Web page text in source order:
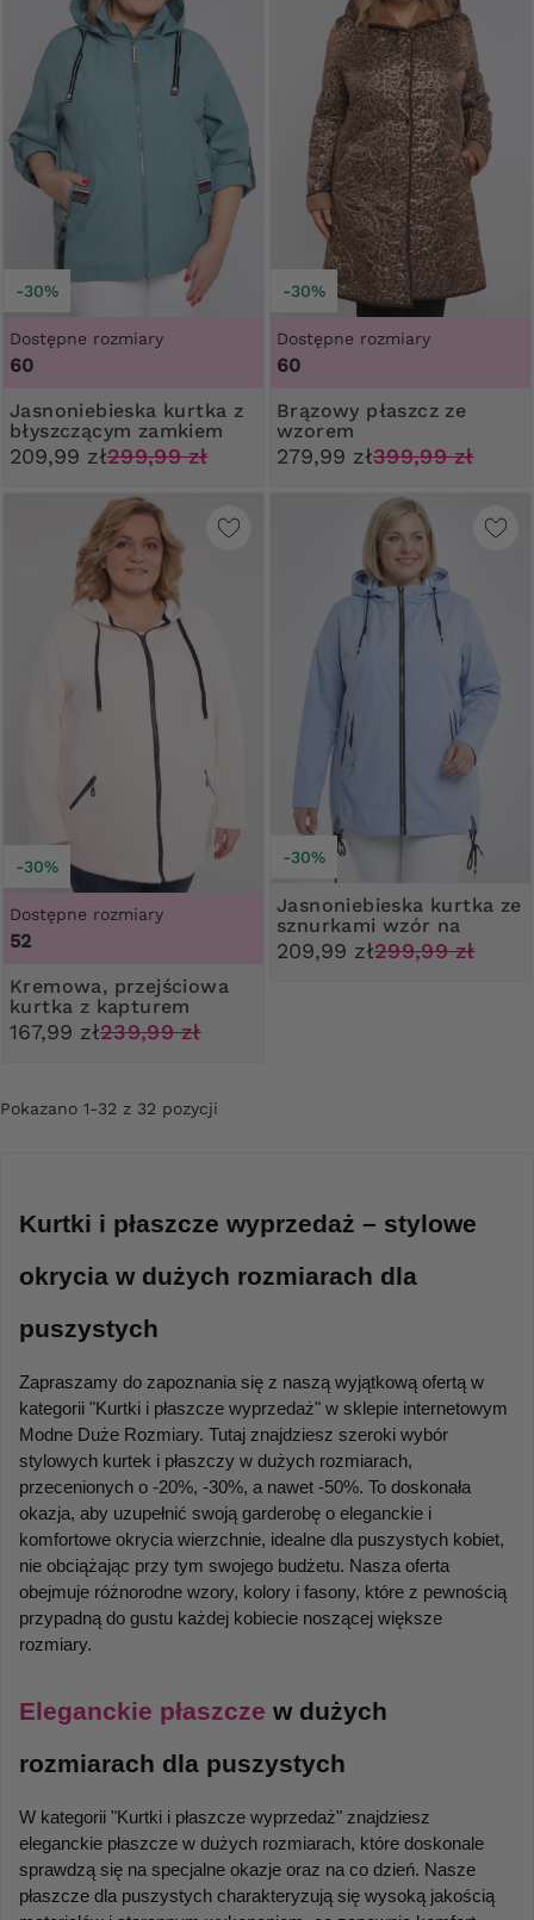
-30%
Dostępne rozmiary
60
Jasnoniebieska kurtka z
błyszczącym zamkiem
209,99 zł299,99 zł
-30%
Dostępne rozmiary
60
Brązowy płaszcz ze
wzorem
279,99 zł399,99 zł
-30%
Dostępne rozmiary
52
Kremowa, przejściowa
kurtka z kapturem
167,99 zł239,99 zł
-30%
-30%
Jasnoniebieska kurtka ze
sznurkami wzór na
kapturze
209,99 zł299,99 zł
Pokazano 1-32 z 32 pozycji
Kurtki i płaszcze wyprzedaż – stylowe
okrycia w dużych rozmiarach dla
puszystych
Zapraszamy do zapoznania się z naszą wyjątkową ofertą w
kategorii "Kurtki i płaszcze wyprzedaż" w sklepie internetowym
Modne Duże Rozmiary. Tutaj znajdziesz szeroki wybór
stylowych kurtek i płaszczy w dużych rozmiarach,
przecenionych o -20%, -30%, a nawet -50%. To doskonała
okazja, aby uzupełnić swoją garderobę o eleganckie i
komfortowe okrycia wierzchnie, idealne dla puszystych kobiet,
nie obciążając przy tym swojego budżetu. Nasza oferta
obejmuje różnorodne wzory, kolory i fasony, które z pewnością
przypadną do gustu każdej kobiecie noszącej większe
rozmiary.
Eleganckie płaszcze w dużych
rozmiarach dla puszystych
W kategorii "Kurtki i płaszcze wyprzedaż" znajdziesz
eleganckie płaszcze w dużych rozmiarach, które doskonale
sprawdzą się na specjalne okazje oraz na co dzień. Nasze
płaszcze dla puszystych charakteryzują się wysoką jakością